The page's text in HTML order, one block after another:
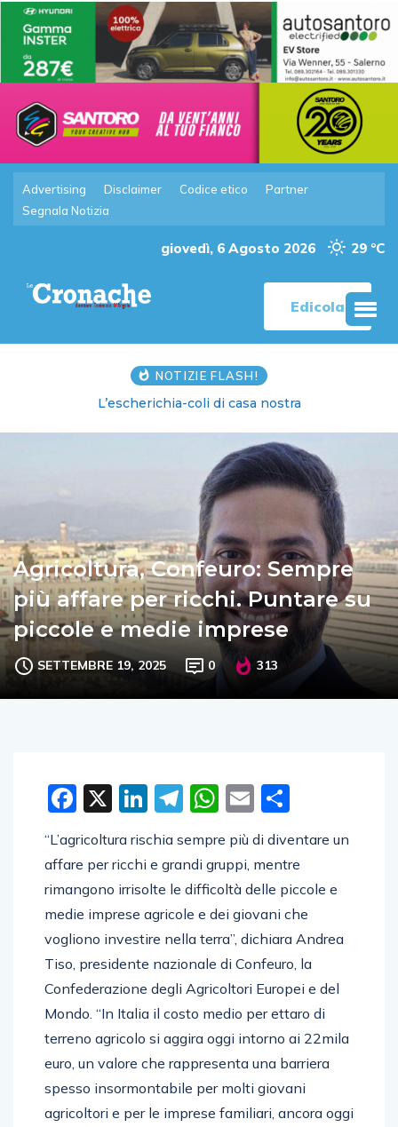
Advertising Disclaimer Codice etico
Partner
Segnala Notizia
giovedì, 6 Agosto 2026 29 °C
Edicola
NOTIZIE FLASH!
L’escherichia-coli di casa nostra
Agricoltura, Confeuro: Sempre
più affare per ricchi. Puntare su
piccole e medie imprese
SETTEMBRE 19, 2025 0 313
Facebook
X LinkedIn
Telegram
WhatsApp
Email
“L’agricoltura rischia sempre più di diventare un
affare per ricchi e grandi gruppi, mentre
rimangono irrisolte le difficoltà delle piccole e
medie imprese agricole e dei giovani che
vogliono investire nella terra”, dichiara Andrea
Tiso, presidente nazionale di Confeuro, la
Confederazione degli Agricoltori Europei e del
Mondo. “In Italia il costo medio per ettaro di
terreno agricolo si aggira oggi intorno ai 22mila
euro, un valore che rappresenta una barriera
spesso insormontabile per molti giovani
agricoltori e per le imprese familiari, ancora oggi